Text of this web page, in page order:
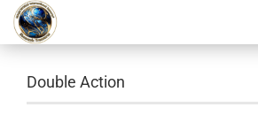
Double Action